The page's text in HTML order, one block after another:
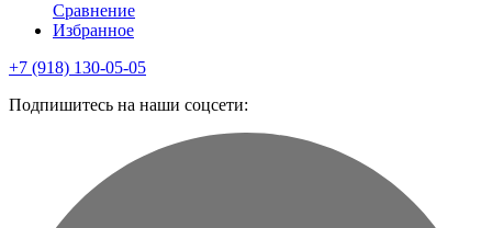
Сравнение
Избранное
+7 (918) 130-05-05
Подпишитесь на наши соцсети: